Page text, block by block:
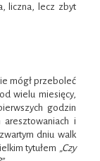
liczna, lecz zbyt
mógł przeboleć
wielu miesięcy,
godzin
aresztowaniach i
dniu walk
tytułem „Czy